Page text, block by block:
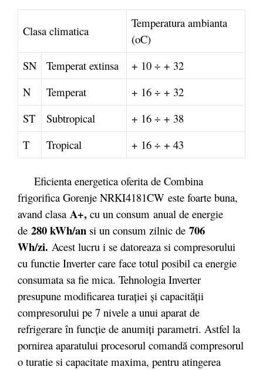
Clasa climatica
Temperatura ambianta
(oC)
SN
Temperat extinsa
+ 10 ÷ + 32
N
Temperat
+ 16 ÷ + 32
ST
Subtropical
+ 16 ÷ + 38
T
Tropical + 16 ÷ + 43
Eficienta energetica oferita de Combina
frigorifica Gorenje NRKI4181CW este foarte buna,
avand clasa A+, cu un consum anual de energie
de 280 kWh/an si un consum zilnic de 706
Wh/zi. Acest lucru i se datoreaza si compresorului
cu functie Inverter care face totul posibil ca energie
consumata sa fie mica. Tehnologia Inverter
presupune modificarea turației și capacității
compresorului pe 7 nivele a unui aparat de
refrigerare în funcție de anumiți parametri. Astfel la
pornirea aparatului procesorul comandă compresorul
o turatie si capacitate maxima, pentru atingerea